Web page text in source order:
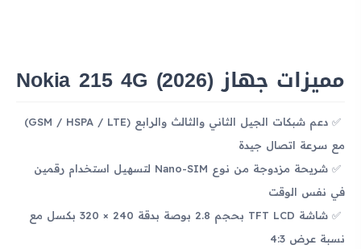
مميزات جهاز Nokia 215 4G (2026)
دعم شبكات الجيل الثاني والثالث والرابع (GSM / HSPA / LTE)
مع سرعة اتصال جيدة
شريحة مزدوجة من نوع Nano-SIM لتسهيل استخدام رقمين
في نفس الوقت
شاشة TFT LCD بحجم 2.8 بوصة بدقة 240 × 320 بكسل مع
نسبة عرض 4:3